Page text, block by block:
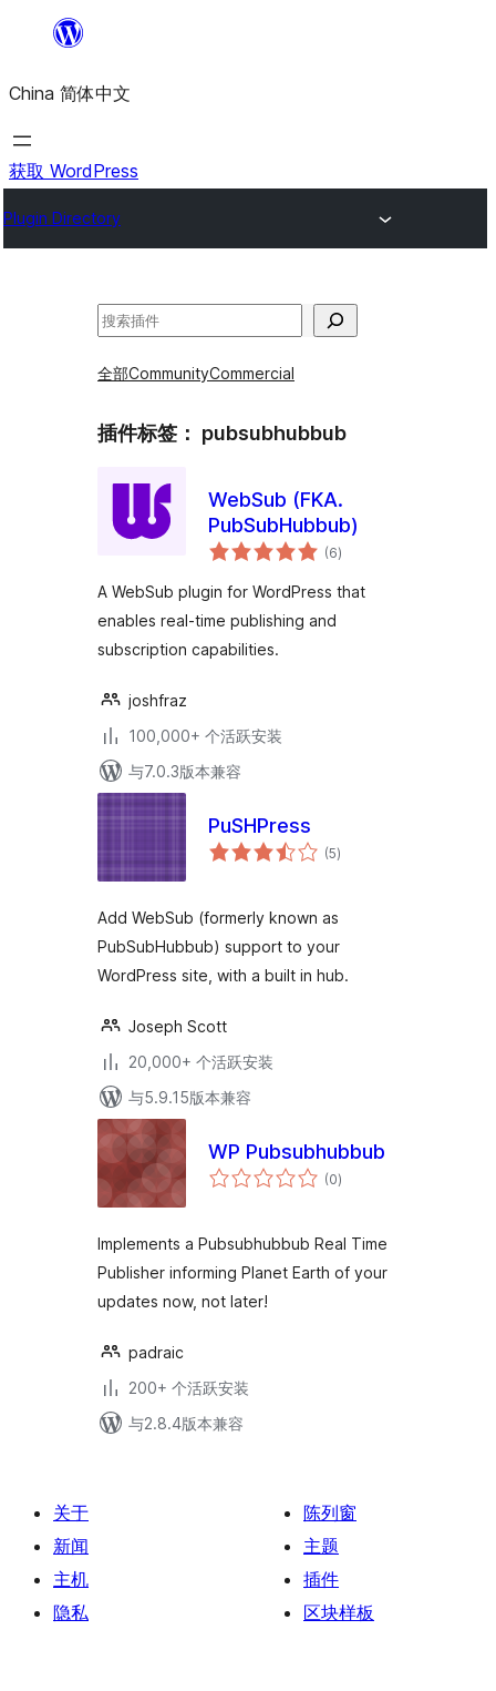
内
容
China 简体中文
获取 WordPress
Plugin Directory
搜
全部CommunityCommercial
插件标签： pubsubhubbub
WebSub (FKA.
PubSubHubbub)
(6总
评)
A WebSub plugin for WordPress that
enables real-time publishing and
subscription capabilities.
joshfraz
100,000+ 个活跃安装
与7.0.3版本兼容
PuSHPress
(5总
评)
Add WebSub (formerly known as
PubSubHubbub) support to your
WordPress site, with a built in hub.
Joseph Scott
20,000+ 个活跃安装
与5.9.15版本兼容
WP Pubsubhubbub
(0总
评)
Implements a Pubsubhubbub Real Time
Publisher informing Planet Earth of your
updates now, not later!
padraic
200+ 个活跃安装
与2.8.4版本兼容
关于
新闻
主机
隐私
陈列窗
主题
插件
区块样板